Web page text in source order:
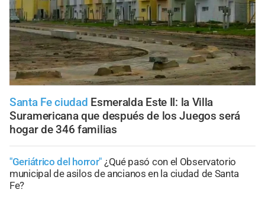
Santa Fe ciudad Esmeralda Este II: la Villa
Suramericana que después de los Juegos será
hogar de 346 familias
"Geriátrico del horror" ¿Qué pasó con el Observatorio
municipal de asilos de ancianos en la ciudad de Santa
Fe?